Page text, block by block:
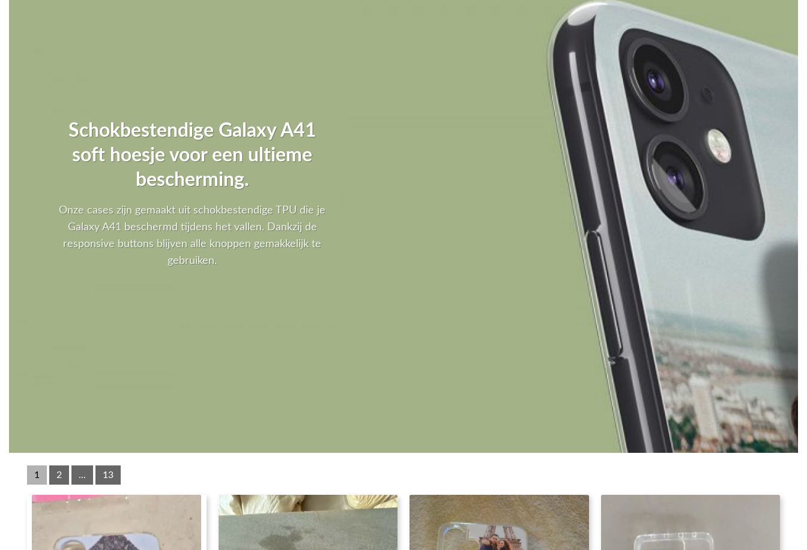
Schokbestendige Galaxy A41
soft hoesje voor een ultieme
bescherming.
Onze cases zijn gemaakt uit schokbestendige TPU die je
Galaxy A41 beschermd tijdens het vallen. Dankzij de
responsive buttons blijven alle knoppen gemakkelijk te
gebruiken.
1 2 ... 13